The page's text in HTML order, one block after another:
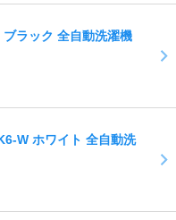
ラック 全自動洗濯機
W ホワイト 全自動洗